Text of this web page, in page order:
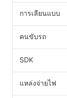
การเลียนแบบ
คนขับรถ
SDK
แหล่งจ่ายไฟ